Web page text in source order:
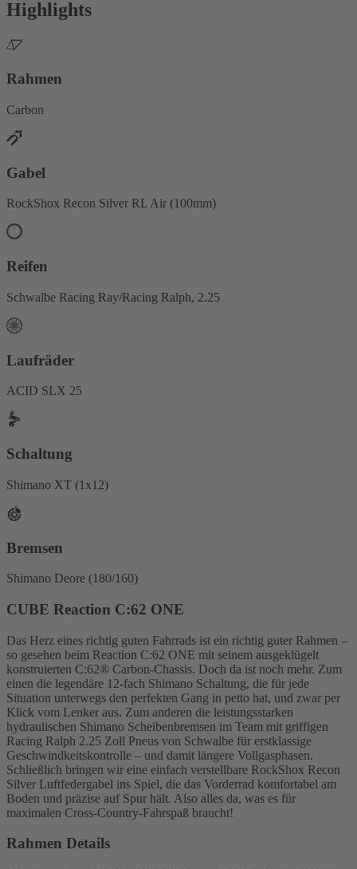
Highlights
Rahmen
Carbon
Gabel
RockShox Recon Silver RL Air (100mm)
Reifen
Schwalbe Racing Ray/Racing Ralph, 2.25
Laufräder
ACID SLX 25
Schaltung
Shimano XT (1x12)
Bremsen
Shimano Deore (180/160)
CUBE Reaction C:62 ONE
Das Herz eines richtig guten Fahrrads ist ein richtig guter Rahmen –
so gesehen beim Reaction C:62 ONE mit seinem ausgeklügelt
konstruierten C:62® Carbon-Chassis. Doch da ist noch mehr. Zum
einen die legendäre 12-fach Shimano Schaltung, die für jede
Situation unterwegs den perfekten Gang in petto hat, und zwar per
Klick vom Lenker aus. Zum anderen die leistungsstarken
hydraulischen Shimano Scheibenbremsen im Team mit griffigen
Racing Ralph 2.25 Zoll Pneus von Schwalbe für erstklassige
Geschwindkeitskontrolle – und damit längere Vollgasphasen.
Schließlich bringen wir eine einfach verstellbare RockShox Recon
Silver Luftfedergabel ins Spiel, die das Vorderrad komfortabel am
Boden und präzise auf Spur hält. Also alles da, was es für
maximalen Cross-Country-Fahrspaß braucht!
Rahmen Details